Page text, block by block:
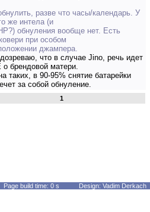
разве что часы/календарь. У
же интела (и
обнуления вообще нет. Есть
при особом
джампера.
что в случае Jino, речь идет
о брендовой матери.
таких, в 90-95% снятие батарейки
за собой обнуление.
1
Page build time: 0 s Design: Vadim Derkach